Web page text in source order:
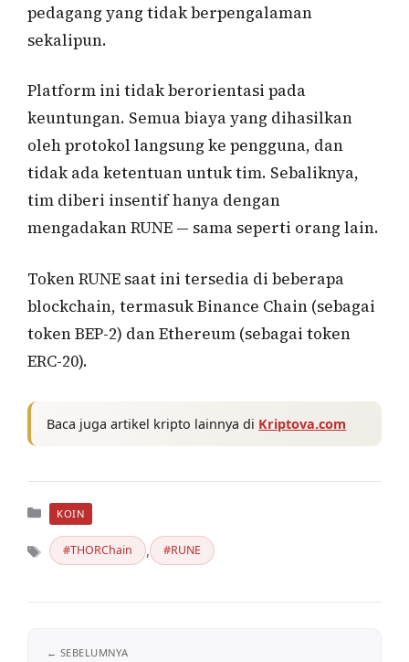
pedagang yang tidak berpengalaman
sekalipun.
Platform ini tidak berorientasi pada
keuntungan. Semua biaya yang dihasilkan
oleh protokol langsung ke pengguna, dan
tidak ada ketentuan untuk tim. Sebaliknya,
tim diberi insentif hanya dengan
mengadakan RUNE — sama seperti orang lain.
Token RUNE saat ini tersedia di beberapa
blockchain, termasuk Binance Chain (sebagai
token BEP-2) dan Ethereum (sebagai token
ERC-20).
Baca juga artikel kripto lainnya di Kriptova.com
Kategori
KOIN
Tag THORChain , RUNE